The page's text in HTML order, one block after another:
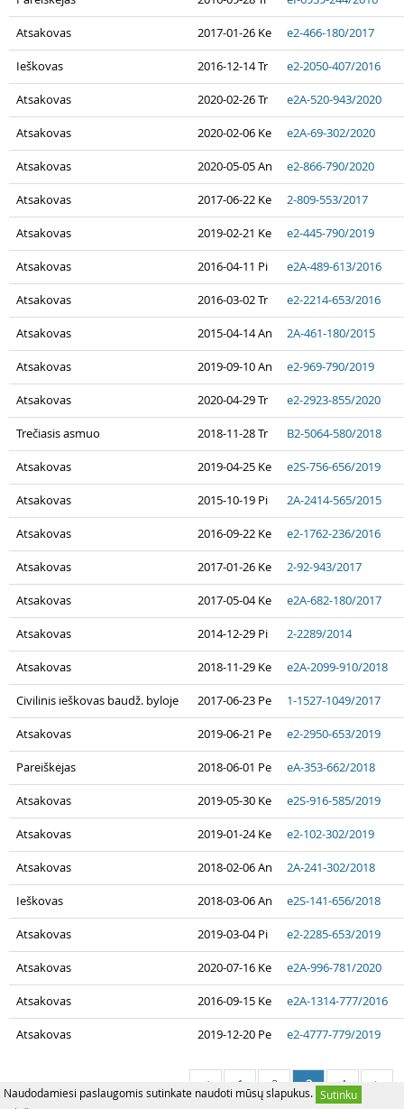
Naudodamiesi paslaugomis sutinkate naudoti mūsų slapukus. Sutinku
Atsakovas 2017-01-26 Ke e2-466-180/2017
Ieškovas 2016-12-14 Tr e2-2050-407/2016
Atsakovas 2020-02-26 Tr e2A-520-943/2020
Atsakovas 2020-02-06 Ke e2A-69-302/2020
Atsakovas 2020-05-05 An e2-866-790/2020
Atsakovas 2017-06-22 Ke 2-809-553/2017
Atsakovas 2019-02-21 Ke e2-445-790/2019
Atsakovas 2016-04-11 Pi e2A-489-613/2016
Atsakovas 2016-03-02 Tr e2-2214-653/2016
Atsakovas 2015-04-14 An 2A-461-180/2015
Atsakovas 2019-09-10 An e2-969-790/2019
Atsakovas 2020-04-29 Tr e2-2923-855/2020
Trečiasis asmuo 2018-11-28 Tr B2-5064-580/2018
Atsakovas 2019-04-25 Ke e2S-756-656/2019
Atsakovas 2015-10-19 Pi 2A-2414-565/2015
Atsakovas 2016-09-22 Ke e2-1762-236/2016
Atsakovas 2017-01-26 Ke 2-92-943/2017
Atsakovas 2017-05-04 Ke e2A-682-180/2017
Atsakovas 2014-12-29 Pi 2-2289/2014
Atsakovas 2018-11-29 Ke e2A-2099-910/2018
Civilinis ieškovas baudž. byloje 2017-06-23 Pe 1-1527-1049/2017
Atsakovas 2019-06-21 Pe e2-2950-653/2019
Pareiškėjas 2018-06-01 Pe eA-353-662/2018
Atsakovas 2019-05-30 Ke e2S-916-585/2019
Atsakovas 2019-01-24 Ke e2-102-302/2019
Atsakovas 2018-02-06 An 2A-241-302/2018
Ieškovas 2018-03-06 An e2S-141-656/2018
Atsakovas 2019-03-04 Pi e2-2285-653/2019
Atsakovas 2020-07-16 Ke e2A-996-781/2020
Atsakovas 2016-09-15 Ke e2A-1314-777/2016
Atsakovas 2019-12-20 Pe e2-4777-779/2019
< 1 2 3 4 >